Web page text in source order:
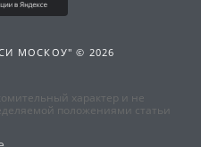
МОСКОУ" © 2026
характер и не
положениями статьи